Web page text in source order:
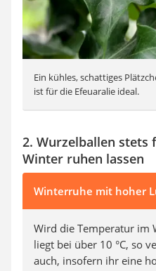
Ein kühles, schattiges
ist für die Efeuaralie ideal.
2. Wurzelballen stets
Winter ruhen lassen
Winterruhe mit hoher
Wird die Temperatur im
liegt bei über 10 °C, so
auch, insofern ihr eine